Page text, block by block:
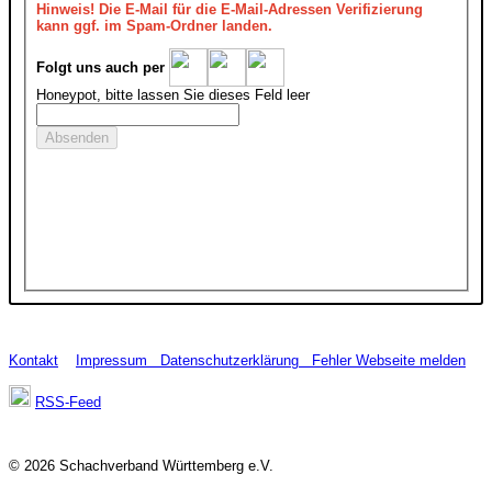
Hinweis! Die E-Mail für die E-Mail-Adressen Verifizierung
kann ggf. im Spam-Ordner landen.
Folgt uns auch per
Honeypot, bitte lassen Sie dieses Feld leer
Kontakt Impressum Datenschutzerklärung Fehler Webseite melden
RSS-Feed
© 2026 Schachverband Württemberg e.V.